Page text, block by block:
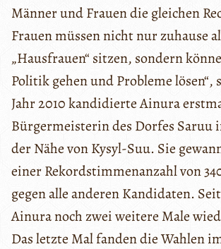
Männer und Frauen die gleichen
Frauen müssen nicht nur zuhause
„Hausfrauen“ sitzen, sondern
Politik gehen und Probleme
Jahr 2010 kandidierte Ainura
Bürgermeisterin des Dorfes Saruu
der Nähe von Kysyl-Suu. Sie
einer Rekordstimmenanzahl von
gegen alle anderen Kandidaten.
Ainura noch zwei weitere Male
Das letzte Mal fanden die Wahlen